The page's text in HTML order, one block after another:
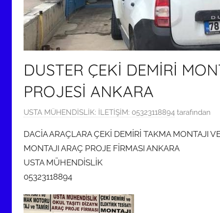
DUSTER ÇEKİ DEMİRİ
PROJESİ ANKARA
1
M
a
y
ı
2
USTA MÜHENDİSLİK: İLETİŞİM: 05323118894 tarafından
DACİA ARAÇLARA ÇEKİ DEMİRİ TAKMA MONTAJI
MONTAJI ARAÇ PROJE FİRMASI ANKARA
USTA MÜHENDİSLİK
05323118894